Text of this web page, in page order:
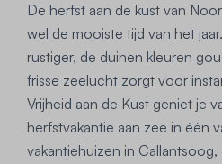
De herfst aan de kust van
wel de mooiste tijd van het
rustiger, de duinen kleuren
frisse zeelucht zorgt voor
Vrijheid aan de Kust geniet je
herfstvakantie aan zee in één
vakantiehuizen in